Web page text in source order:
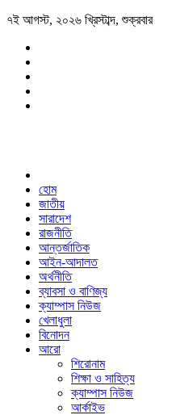
৭ই আগস্ট, ২০২৬ খ্রিস্টাব্দ, শুক্রবার
হোম
জাতীয়
সারাদেশ
রাজনীতি
আন্তর্জাতিক
আইন-আদালত
অর্থনীতি
ব্যাবসা ও বাণিজ্য
ক্যাম্পাস নিউজ
খেলাধুলা
বিনোদন
আরো
শিরোনাম
শিক্ষা ও সাহিত্য
ক্যাম্পাস নিউজ
আর্কাইভ